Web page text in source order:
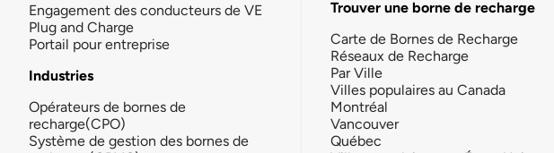
Engagement des conducteurs de VE
Plug and Charge
Portail pour entreprise
Industries
Opérateurs de bornes de
recharge(CPO)
Système de gestion des bornes de
Trouver une borne de recharge
Carte de Bornes de Recharge
Réseaux de Recharge
Par Ville
Villes populaires au Canada
Montréal
Vancouver
Québec